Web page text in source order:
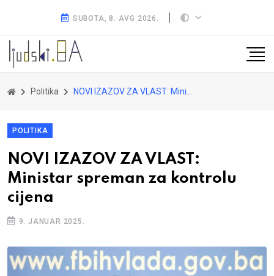
SUBOTA, 8. AVG 2026.
Politika NOVI IZAZOV ZA VLAST: Ministar spreman za kontrolu cijena
POLITIKA
NOVI IZAZOV ZA VLAST:
Ministar spreman za kontrolu
cijena
9. JANUAR 2025.